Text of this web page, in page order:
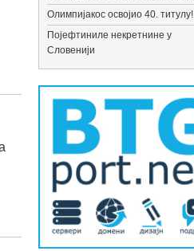
Олимпијакос освојио 40. титулу!
Појефтиниле некретнине у
Словенији